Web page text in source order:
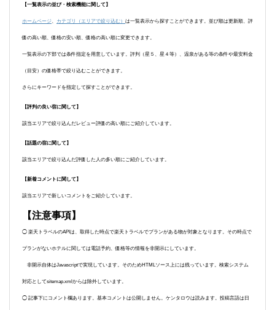
【一覧表示の並び・検索機能に関して】
ホームページ 、 カテゴリ（エリアで絞り込む） は一覧表示から探すことができます。並び順は更新順、評
価の高い順、価格の安い順、価格の高い順に変更できます。
一覧表示の下部では条件指定を用意しています。評判（星５、星４等）、温泉がある等の条件や最安料金
（目安）の価格帯で絞り込むことができます。
さらにキーワードを指定して探すことができます。
【評判の良い宿に関して】
該当エリアで絞り込んだレビュー評価の高い順にご紹介しています。
【話題の宿に関して】
該当エリアで絞り込んだ評価した人の多い順にご紹介しています。
【新着コメントに関して】
該当エリアで新しいコメントをご紹介しています。
【注意事項】
◯ 楽天トラベルのAPIは、取得した時点で楽天トラベルでプランがある物が対象となります。その時点で
プランがないホテルに関しては電話予約、価格等の情報を非開示にしています。
非開示自体はJavascriptで実現しています。そのためHTMLソース上には残っています。検索システム
対応としてsitemap.xmlからは除外しています。
◯ 記事下にコメント欄あります。基本コメントは公開しません。ケンタロウは読みます。投稿言語は日